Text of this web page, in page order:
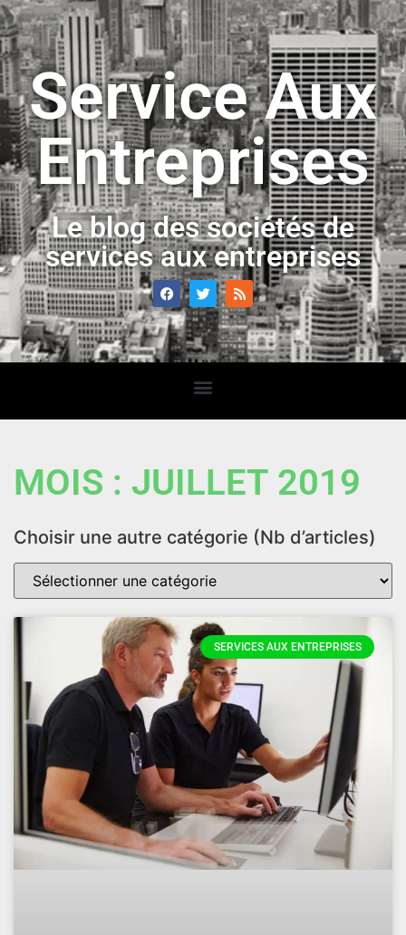
Service Aux
Entreprises
Le blog des sociétés de
services aux entreprises
MOIS : JUILLET 2019
Choisir une autre catégorie (Nb d’articles)
SERVICES AUX ENTREPRISES